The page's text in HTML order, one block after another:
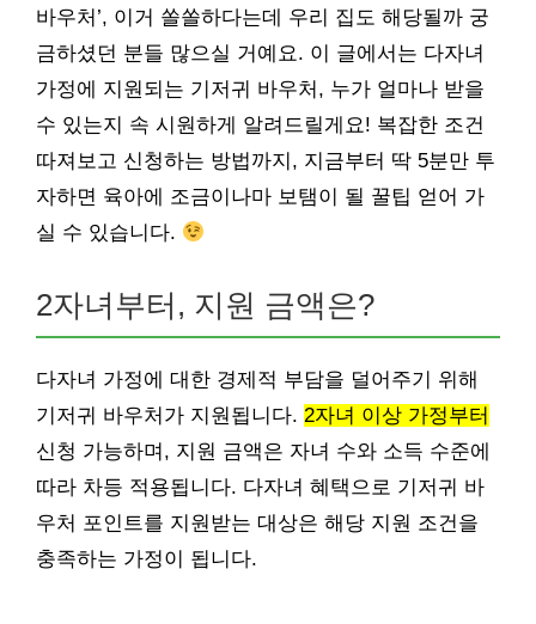
바우처’, 이거 쏠쏠하다는데 우리 집도 해당될까 궁
금하셨던 분들 많으실 거예요. 이 글에서는 다자녀
가정에 지원되는 기저귀 바우처, 누가 얼마나 받을
수 있는지 속 시원하게 알려드릴게요! 복잡한 조건
따져보고 신청하는 방법까지, 지금부터 딱 5분만 투
자하면 육아에 조금이나마 보탬이 될 꿀팁 얻어 가
실 수 있습니다.
2자녀부터, 지원 금액은?
다자녀 가정에 대한 경제적 부담을 덜어주기 위해
기저귀 바우처가 지원됩니다. 2자녀 이상 가정부터
신청 가능하며, 지원 금액은 자녀 수와 소득 수준에
따라 차등 적용됩니다. 다자녀 혜택으로 기저귀 바
우처 포인트를 지원받는 대상은 해당 지원 조건을
충족하는 가정이 됩니다.